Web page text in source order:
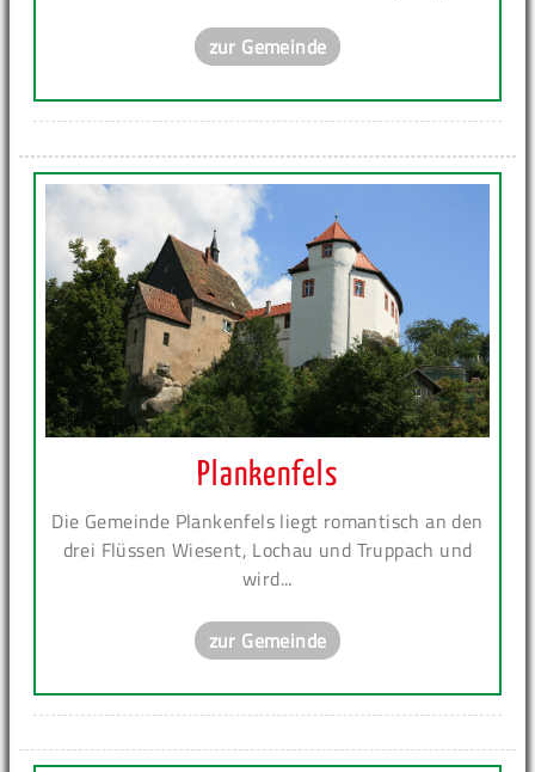
zur Gemeinde
Plankenfels
Die Gemeinde Plankenfels liegt romantisch an den
drei Flüssen Wiesent, Lochau und Truppach und
wird...
zur Gemeinde